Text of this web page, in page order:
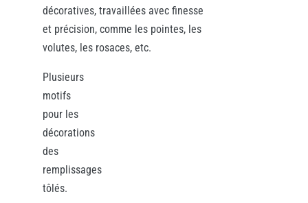
décoratives, travaillées avec finesse
et précision, comme les pointes, les
volutes, les rosaces, etc.
Plusieurs
motifs
pour les
décorations
des
remplissages
tôlés.